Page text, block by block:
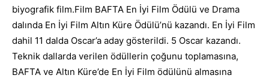
biyografik film.Film BAFTA En İyi Film Ödülü ve Drama
dalında En İyi Film Altın Küre Ödülü’nü kazandı. En İyi Film
dahil 11 dalda Oscar’a aday gösterildi. 5 Oscar kazandı.
Teknik dallarda verilen ödüllerin çoğunu toplamasına,
BAFTA ve Altın Küre’de En İyi Film ödülünü almasına